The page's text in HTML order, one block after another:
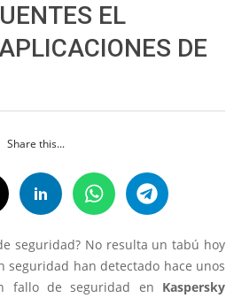
EL
DE
Share this...
seguridad? No resulta un tabú hoy
seguridad han detectado hace unos
fallo de seguridad en Kaspersky